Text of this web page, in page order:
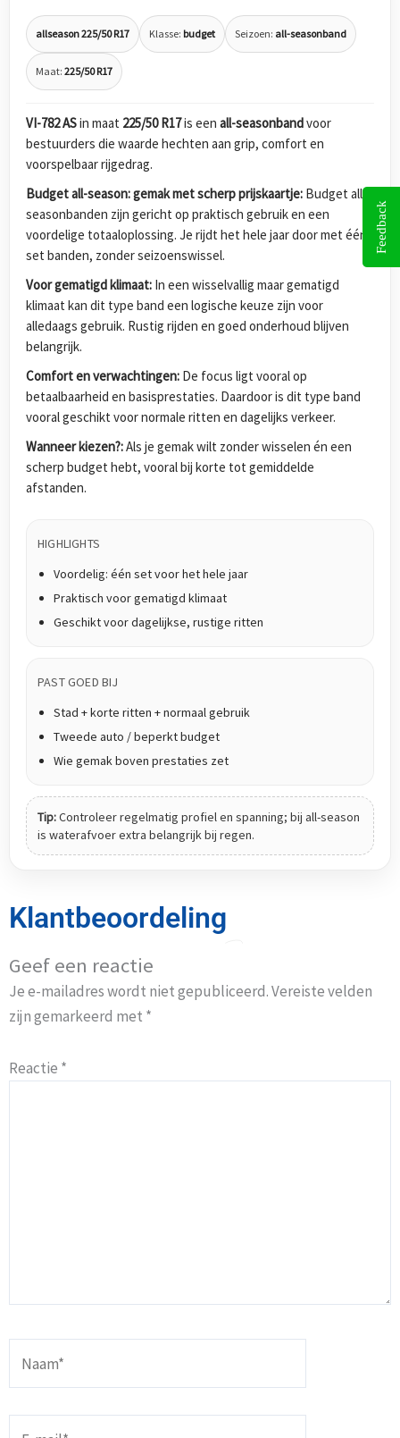
allseason 225/50 R17 Klasse: budget Seizoen: all-seasonband
Maat: 225/50 R17
VI-782 ASin maat 225/50 R17is een all-seasonbandvoor
bestuurders die waarde hechten aan grip, comfort en
voorspelbaar rijgedrag.
Budget all-season: gemak met scherp prijskaartje: Budget all-
seasonbanden zijn gericht op praktisch gebruik en een
voordelige totaaloplossing. Je rijdt het hele jaar door met één
set banden, zonder seizoenswissel.
Voor gematigd klimaat: In een wisselvallig maar gematigd
klimaat kan dit type band een logische keuze zijn voor
alledaags gebruik. Rustig rijden en goed onderhoud blijven
belangrijk.
Comfort en verwachtingen: De focus ligt vooral op
betaalbaarheid en basisprestaties. Daardoor is dit type band
vooral geschikt voor normale ritten en dagelijks verkeer.
Wanneer kiezen?:Als je gemak wilt zonder wisselen én een
scherp budget hebt, vooral bij korte tot gemiddelde
afstanden.
HIGHLIGHTS
Voordelig: één set voor het hele jaar
Praktisch voor gematigd klimaat
Geschikt voor dagelijkse, rustige ritten
PAST GOED BIJ
Stad + korte ritten + normaal gebruik
Tweede auto / beperkt budget
Wie gemak boven prestaties zet
Tip:Controleer regelmatig profiel en spanning; bij all-season
is waterafvoer extra belangrijk bij regen.
Klantbeoordeling
Geef een reactie
Je e-mailadres wordt niet gepubliceerd.Vereiste velden
zijn gemarkeerd met *
Reactie *
Feedback